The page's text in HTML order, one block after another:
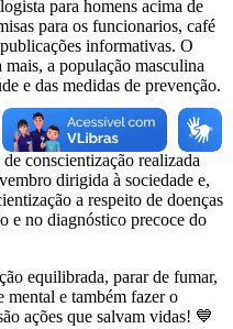
para homens acima de
para os funcionarios, café
informativas. O
a população masculina
e das medidas de prevenção.
conscientização realizada
dirigida à sociedade e,
a respeito de doenças
e no diagnóstico precoce do
equilibrada, parar de fumar,
mental e também fazer o
ações que salvam vidas! 💙